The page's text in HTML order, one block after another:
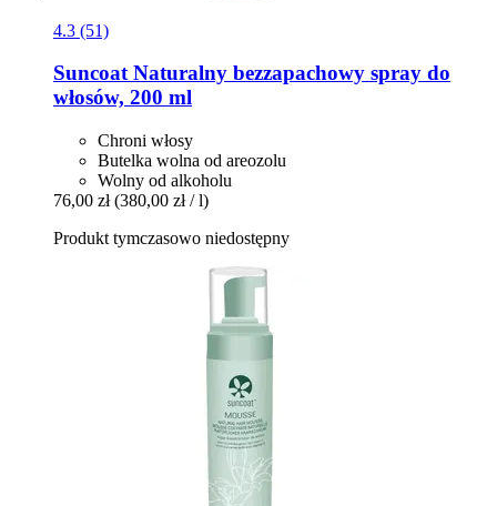
4.3 (51)
SuncoatNaturalny bezzapachowy spray do
włosów, 200 ml
Chroni włosy
Butelka wolna od areozolu
Wolny od alkoholu
76,00 zł (380,00 zł / l)
Produkt tymczasowo niedostępny